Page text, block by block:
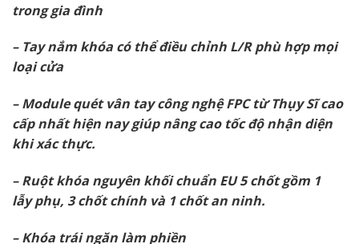
trong gia đình
– Tay nắm khóa có thể điều chỉnh L/R phù hợp mọi
loại cửa
– Module quét vân tay công nghệ FPC từ Thụy Sĩ cao
cấp nhất hiện nay giúp nâng cao tốc độ nhận diện
khi xác thực.
– Ruột khóa nguyên khối chuẩn EU 5 chốt gồm 1
lẫy phụ, 3 chốt chính và 1 chốt an ninh.
– Khóa trái ngăn làm phiền